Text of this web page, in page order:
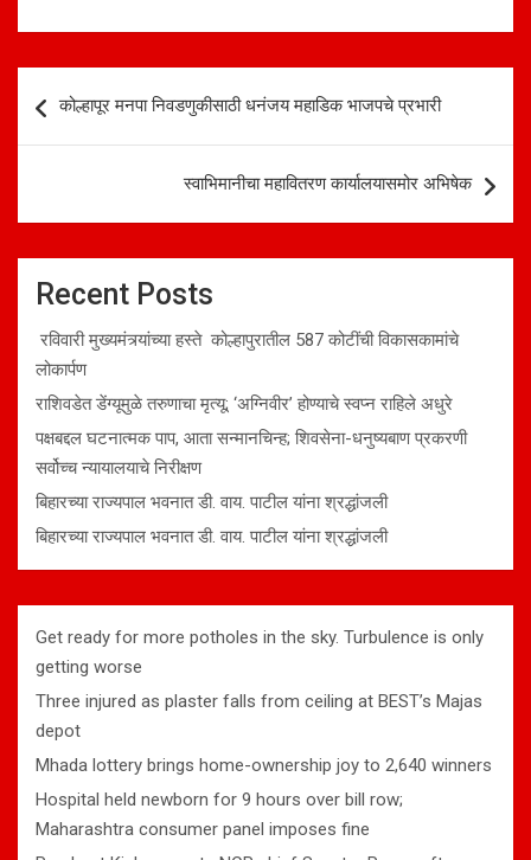
navigation
कोल्हापूर मनपा निवडणुकीसाठी धनंजय महाडिक भाजपचे प्रभारी
स्वाभिमानीचा महावितरण कार्यालयासमोर अभिषेक
Recent Posts
रविवारी मुख्यमंत्र्यांच्या हस्ते कोल्हापुरातील 587 कोटींची विकासकामांचे
लोकार्पण
राशिवडेत डेंग्यूमुळे तरुणाचा मृत्यू; ‘अग्निवीर’ होण्याचे स्वप्न राहिले अधुरे
पक्षबद्दल घटनात्मक पाप, आता सन्मानचिन्ह; शिवसेना-धनुष्यबाण प्रकरणी
सर्वोच्च न्यायालयाचे निरीक्षण
बिहारच्या राज्यपाल भवनात डी. वाय. पाटील यांना श्रद्धांजली
बिहारच्या राज्यपाल भवनात डी. वाय. पाटील यांना श्रद्धांजली
Get ready for more potholes in the sky. Turbulence is only
getting worse
Three injured as plaster falls from ceiling at BEST’s Majas
depot
Mhada lottery brings home-ownership joy to 2,640 winners
Hospital held newborn for 9 hours over bill row;
Maharashtra consumer panel imposes fine